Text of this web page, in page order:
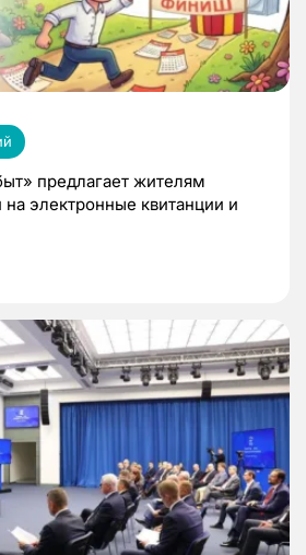
предлагает жителям
на электронные квитанции и